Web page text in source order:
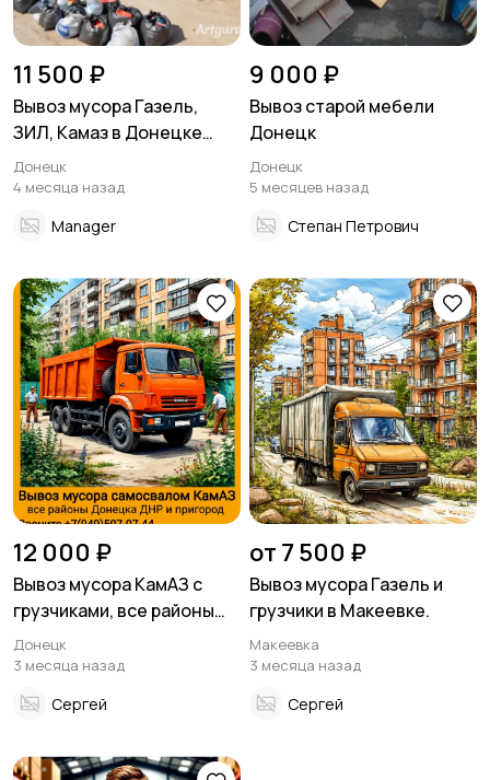
11 500 ₽
Вывоз мусора Газель,
ЗИЛ, Камаз в Донецке
Макеевке ДНР
Донецк
4 месяца назад
Manager
9 000 ₽
Вывоз старой мебели
Донецк
Донецк
5 месяцев назад
Степан Петрович
12 000 ₽
Вывоз мусора КамАЗ с
грузчиками, все районы
Донецка ДНР
Донецк
3 месяца назад
Сергей
от 7 500 ₽
Вывоз мусора Газель и
грузчики в Макеевке.
Макеевка
3 месяца назад
Сергей